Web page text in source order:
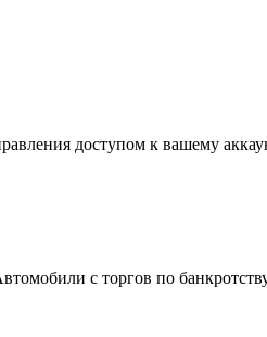
доступом к вашему
с торгов по